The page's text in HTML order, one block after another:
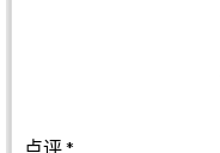
点评*